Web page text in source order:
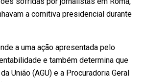
a comitiva presidencial durante
a uma ação apresentada pelo
e também determina que
União (AGU) e a Procuradoria Geral